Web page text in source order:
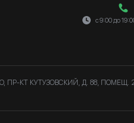
с 9:00 до
ПР-КТ КУТУЗОВСКИЙ, Д. 88, ПОМЕЩ.